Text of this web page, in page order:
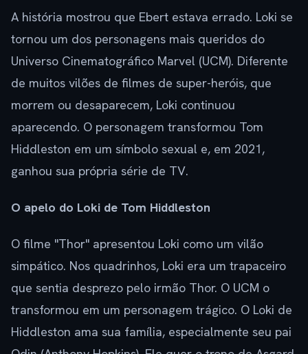
A história mostrou que Ebert estava errado. Loki se
tornou um dos personagens mais queridos do
Universo Cinematográfico Marvel (UCM). Diferente
de muitos vilões de filmes de super-heróis, que
morrem ou desaparecem, Loki continuou
aparecendo. O personagem transformou Tom
Hiddleston em um símbolo sexual e, em 2021,
ganhou sua própria série de TV.
O apelo do Loki de Tom Hiddleston
O filme "Thor" apresentou Loki como um vilão
simpático. Nos quadrinhos, Loki era um trapaceiro
que sentia desprezo pelo irmão Thor. O UCM o
transformou em um personagem trágico. O Loki de
Hiddleston ama sua família, especialmente seu pai